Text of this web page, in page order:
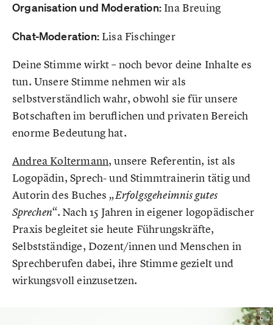
Organisation und Moderation: Ina Breuing
Chat-Moderation:Lisa Fischinger
Deine Stimme wirkt – noch bevor deine Inhalte es
tun. Unsere Stimme nehmen wir als
selbstverständlich wahr, obwohl sie für unsere
Botschaften im beruflichen und privaten Bereich
enorme Bedeutung hat.
Andrea Koltermann, unsere Referentin, ist als
Logopädin, Sprech- und Stimmtrainerin tätig und
Autorin des Buches „Erfolgsgeheimnis gutes
Sprechen“. Nach 15 Jahren in eigener logopädischer
Praxis begleitet sie heute Führungskräfte,
Selbstständige, Dozent/innen und Menschen in
Sprechberufen dabei, ihre Stimme gezielt und
wirkungsvoll einzusetzen.